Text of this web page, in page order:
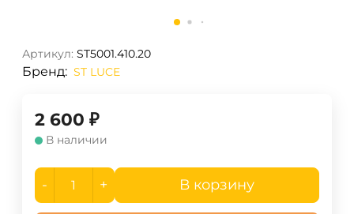
Артикул: ST5001.410.20
Бренд: ST LUCE
2 600 ₽
В наличии
- + В корзину